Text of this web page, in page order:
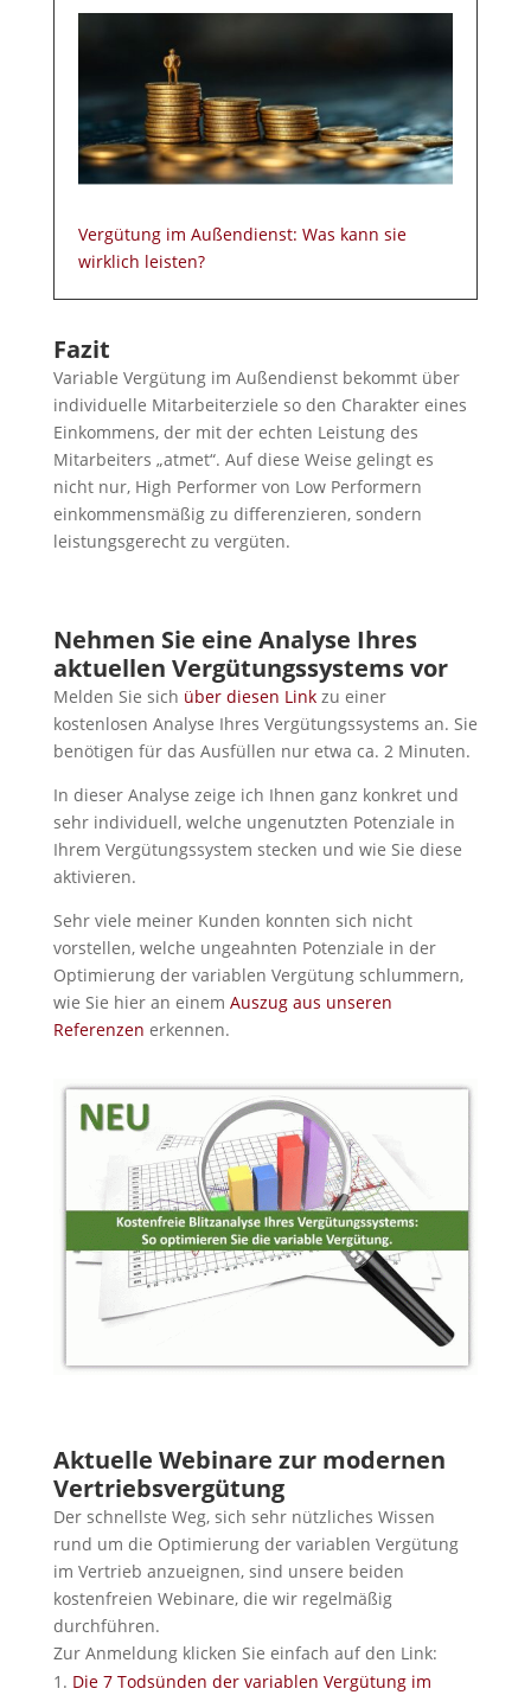
Vergütung im Außendienst: Was kann sie
wirklich leisten?
Fazit
Variable Vergütung im Außendienst bekommt über
individuelle Mitarbeiterziele so den Charakter eines
Einkommens, der mit der echten Leistung des
Mitarbeiters „atmet“. Auf diese Weise gelingt es
nicht nur, High Performer von Low Performern
einkommensmäßig zu differenzieren, sondern
leistungsgerecht zu vergüten.
Nehmen Sie eine Analyse Ihres
aktuellen Vergütungssystems vor
Melden Sie sich über diesen Linkzu einer
kostenlosen Analyse Ihres Vergütungssystems an. Sie
benötigen für das Ausfüllen nur etwa ca. 2 Minuten.
In dieser Analyse zeige ich Ihnen ganz konkret und
sehr individuell, welche ungenutzten Potenziale in
Ihrem Vergütungssystem stecken und wie Sie diese
aktivieren.
Sehr viele meiner Kunden konnten sich nicht
vorstellen, welche ungeahnten Potenziale in der
Optimierung der variablen Vergütung schlummern,
wie Sie hier an einem Auszug aus unseren
Referenzen erkennen.
Aktuelle Webinare zur modernen
Vertriebsvergütung
Der schnellste Weg, sich sehr nützliches Wissen
rund um die Optimierung der variablen Vergütung
im Vertrieb anzueignen, sind unsere beiden
kostenfreien Webinare, die wir regelmäßig
durchführen.
Zur Anmeldung klicken Sie einfach auf den Link:
Die 7 Todsünden der variablen Vergütung im